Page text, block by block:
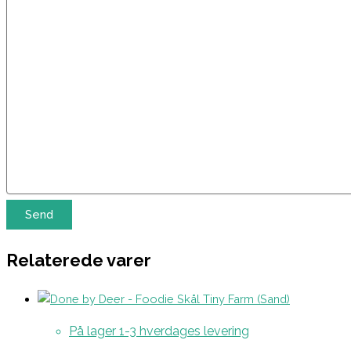
Relaterede varer
På lager 1-3 hverdages levering